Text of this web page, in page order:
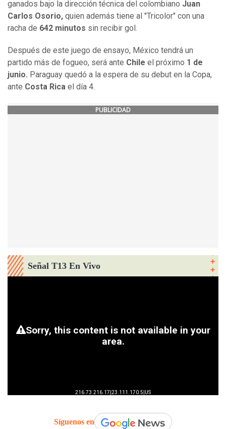
ganados bajo la dirección técnica del colombiano Juan
Carlos Osorio, quien además tiene al "Tricolor" con una
racha de 642 minutos sin recibir gol.
Después de este juego de ensayo, México tendrá un
partido más de fogueo, será ante Chile el próximo 1 de
junio. Paraguay quedó a la espera de su debut en la Copa,
ante Costa Rica el día 4.
PUBLICIDAD
Señal T13 En Vivo
Síguenos en